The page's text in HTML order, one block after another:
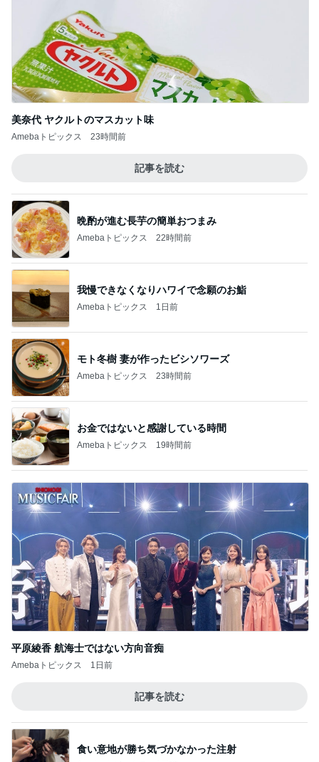
美奈代 ヤクルトのマスカット味
Amebaトピックス 23時間前
記事を読む
晩酌が進む長芋の簡単おつまみ
Amebaトピックス 22時間前
我慢できなくなりハワイで念願のお鮨
Amebaトピックス 1日前
モト冬樹 妻が作ったビシソワーズ
Amebaトピックス 23時間前
お金ではないと感謝している時間
Amebaトピックス 19時間前
平原綾香 航海士ではない方向音痴
Amebaトピックス 1日前
記事を読む
食い意地が勝ち気づかなかった注射